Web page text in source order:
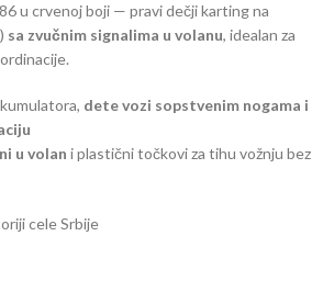
u crvenoj boji — pravi dečji karting na
sa zvučnim signalima u volanu, idealan za
dete vozi sopstvenim nogama i
u volan i plastični točkovi za tihu vožnju bez
cele Srbije